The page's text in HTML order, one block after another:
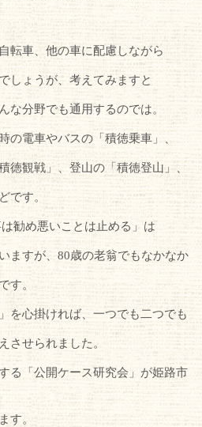
転車、他の車に配慮しながら
しょうが、考えてみますと
な分野でも通用するのでは。
の電車やバスの「積徳乗車」、
徳観戦」、登山の「積徳登山」、
です。
勧め悪いことは止める」は
ますが、80歳の老翁でもなかなか
す。
を心掛ければ、一つでも二つでも
させられました。
る「公開ケース研究会」が姫路市
す。